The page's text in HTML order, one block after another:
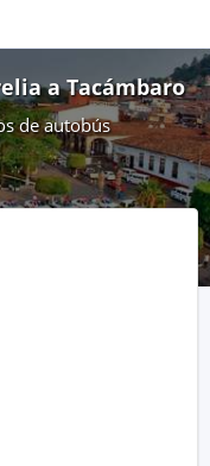
a Tacámbaro
de autobús